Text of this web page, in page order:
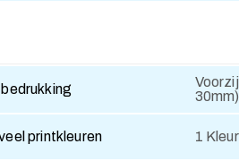
30mm)
printkleuren 1 Kleur